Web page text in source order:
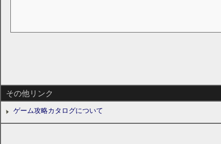
その他リンク
ゲーム攻略カタログについて